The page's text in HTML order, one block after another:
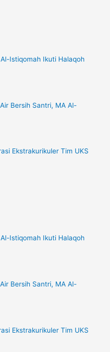
Istiqomah Ikuti Halaqoh
Bersih Santri, MA Al-
Ekstrakurikuler Tim UKS
Istiqomah Ikuti Halaqoh
Bersih Santri, MA Al-
Ekstrakurikuler Tim UKS